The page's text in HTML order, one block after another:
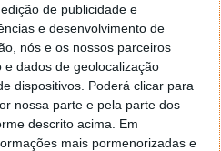
de publicidade e
e desenvolvimento de
nós e os nossos parceiros
dados de geolocalização
dispositivos. Poderá clicar para
nossa parte e pela parte dos
descrito acima. Em
mais pormenorizadas e